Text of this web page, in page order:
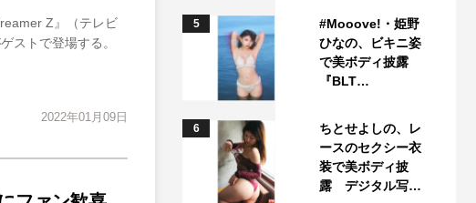
Z』（テレビ
ストで登場する。
2022年01月09日
5
#Mooove!・姫野
ひなの、ビキニ姿
で美ボディ披露
『BLT…
6
ちとせよしの、レ
ースのセクシー衣
装で美ボディ披
露 デジタル写…